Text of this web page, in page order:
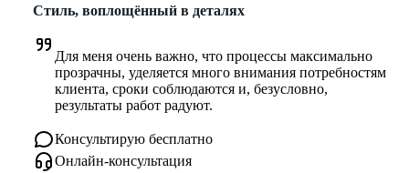
Стиль, воплощённый в деталях
Для меня очень важно, что процессы максимально
прозрачны, уделяется много внимания потребностям
клиента, сроки соблюдаются и, безусловно,
результаты работ радуют.
Консультирую бесплатно
Онлайн-консультация